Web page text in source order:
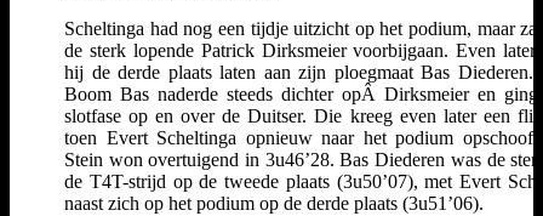
Scheltinga had nog een tijdje uitzicht op het podium, maar
de sterk lopende Patrick Dirksmeier voorbijgaan. Even later
hij de derde plaats laten aan zijn ploegmaat Bas Diederen.
Boom Bas naderde steeds dichter opÂ Dirksmeier en
slotfase op en over de Duitser. Die kreeg even later een
toen Evert Scheltinga opnieuw naar het podium
Stein won overtuigend in 3u46’28. Bas Diederen was de
de T4T-strijd op de tweede plaats (3u50’07), met Evert
naast zich op het podium op de derde plaats (3u51’06).